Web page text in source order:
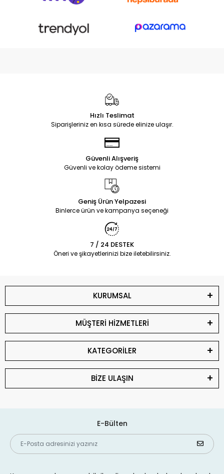
Hızlı Teslimat
Siparişleriniz en kısa sürede elinize ulaşır.
Güvenli Alışveriş
Güvenli ve kolay ödeme sistemi
Geniş Ürün Yelpazesi
Binlerce ürün ve kampanya seçeneği
7 / 24 DESTEK
Öneri ve şikayetlerinizi bize iletebilirsiniz.
KURUMSAL
MÜŞTERİ HİZMETLERİ
KATEGORİLER
BİZE ULAŞIN
E-Bülten